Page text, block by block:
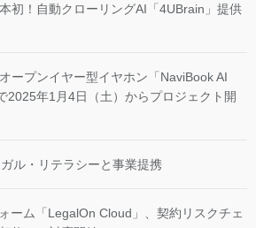
初！自動クローリングAI「4UBrain」提供
ープンイヤー型イヤホン「NaviBook AI
2025年1月4日（土）からプロジェクト開
ル・リテラシーと事業提携
ーム「LegalOn Cloud」、契約リスクチェ